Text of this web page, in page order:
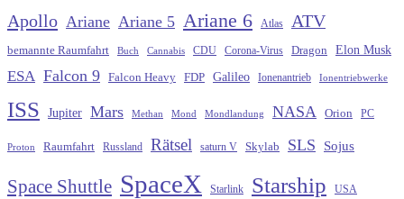
Apollo Ariane Ariane 5 Ariane 6 Atlas ATV
bemannte Raumfahrt Buch Cannabis CDU Corona-Virus Dragon Elon Musk
ESA Falcon 9 Falcon Heavy FDP Galileo Ionenantrieb Ionentriebwerke
ISS Jupiter Mars Methan Mond Mondlandung NASA Orion PC
Proton Raumfahrt Russland Rätsel saturn V Skylab SLS Sojus
Space Shuttle SpaceX Starlink Starship USA